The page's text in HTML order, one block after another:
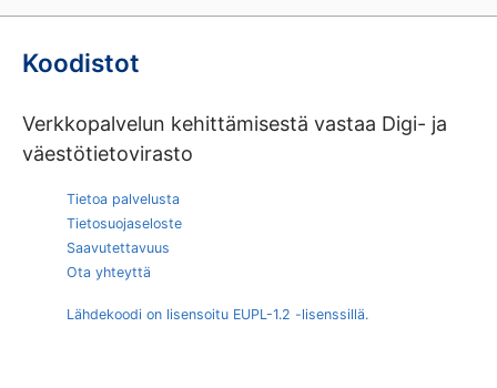
Koodistot
Verkkopalvelun kehittämisestä vastaa Digi- ja
väestötietovirasto
Tietoa palvelusta
Tietosuojaseloste
Saavutettavuus
Ota yhteyttä
Lähdekoodi on lisensoitu EUPL-1.2 -lisenssillä.